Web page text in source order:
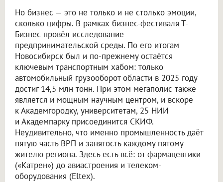
Но бизнес — это не только и не столько эмоции,
сколько цифры. В рамках бизнес-фестиваля Т-
Бизнес провёл исследование
предпринимательской среды. По его итогам
Новосибирск был и по-прежнему остаётся
ключевым транспортным хабом: только
автомобильный грузооборот области в 2025 году
достиг 14,5 млн тонн. При этом мегаполис также
является и мощным научным центром, и вскоре
к Академгородку, университетам, 25 НИИ
и Академпарку присоединится СКИФ.
Неудивительно, что именно промышленность даёт
пятую часть ВРП и занятость каждому пятому
жителю региона. Здесь есть всё: от фармацевтики
(«Катрен») до авиастроения и телеком-
оборудования (Eltex).